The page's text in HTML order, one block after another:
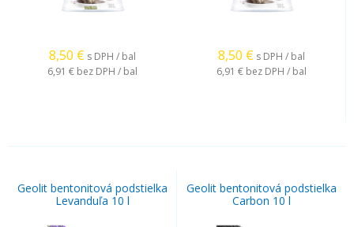
8,50 € s DPH / bal
6,91 € bez DPH / bal
8,50 € s DPH / bal
6,91 € bez DPH / bal
Geolit bentonitová podstielka
Levanduľa 10 l
Geolit bentonitová podstielka
Carbon 10 l